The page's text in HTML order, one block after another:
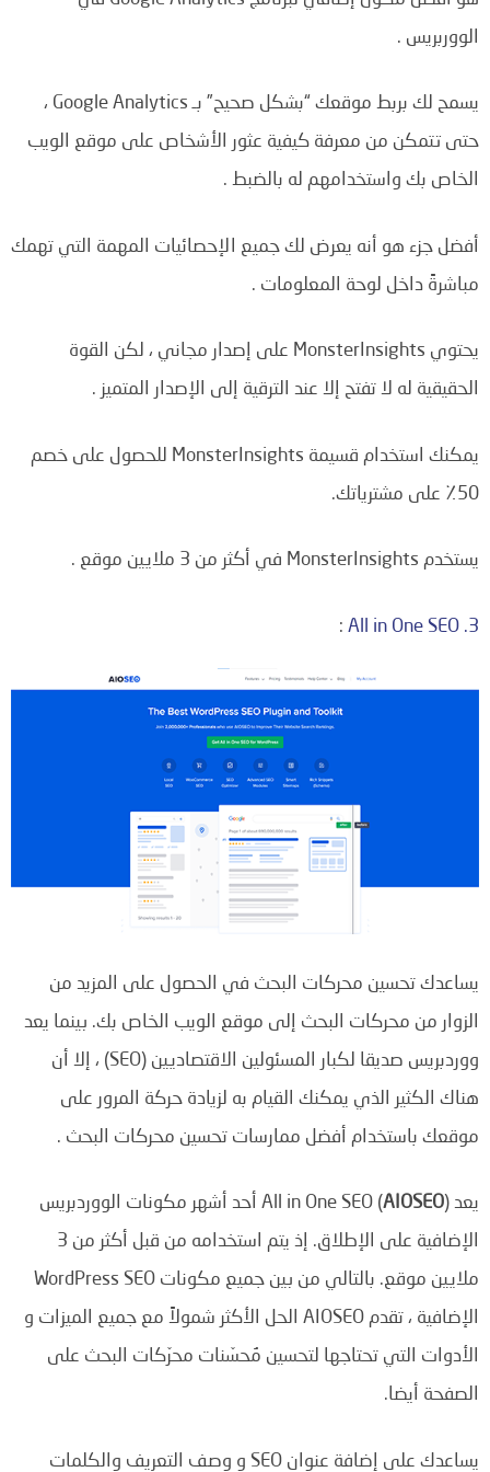
الووربريس .
يسمح لك بربط موقعك “بشكل صحيح” بـ Google Analytics ،
حتى تتمكن من معرفة كيفية عثور الأشخاص على موقع الويب
الخاص بك واستخدامهم له بالضبط .
أفضل جزء هو أنه يعرض لك جميع الإحصائيات المهمة التي تهمك
مباشرةً داخل لوحة المعلومات .
يحتوي MonsterInsights على إصدار مجاني ، لكن القوة
الحقيقية له لا تفتح إلا عند الترقية إلى الإصدار المتميز .
يمكنك استخدام قسيمة MonsterInsights للحصول على خصم
50٪ على مشترياتك.
يستخدم MonsterInsights في أكثر من 3 ملايين موقع .
3. All in One SEO
:
يساعدك تحسين محركات البحث في الحصول على المزيد من
الزوار من محركات البحث إلى موقع الويب الخاص بك. بينما يعد
ووردبريس صديقا لكبار المسئولين الاقتصاديين (SEO) ، إلا أن
هناك الكثير الذي يمكنك القيام به لزيادة حركة المرور على
موقعك باستخدام أفضل ممارسات تحسين محركات البحث .
يعد All in One SEO ( AIOSEO
) أحد أشهر مكونات الووردبريس
الإضافية على الإطلاق. إذ يتم استخدامه من قبل أكثر من 3
ملايين موقع. بالتالي من بين جميع مكونات WordPress SEO
الإضافية ، تقدم AIOSEO الحل الأكثر شمولاً مع جميع الميزات و
الأدوات التي تحتاجها لتحسين مُحسّنات محرّكات البحث على
الصفحة أيضا.
يساعدك على إضافة عنوان SEO و وصف التعريف والكلمات